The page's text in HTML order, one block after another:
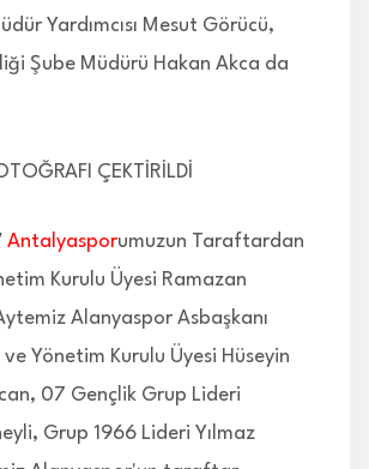
Yardımcısı Mesut Görücü,
Şube Müdürü Hakan Akca da
ÇEKTİRİLDİ
Antalyasporumuzun Taraftardan
Kurulu Üyesi Ramazan
Alanyaspor Asbaşkanı
Yönetim Kurulu Üyesi Hüseyin
07 Gençlik Grup Lideri
Grup 1966 Lideri Yılmaz